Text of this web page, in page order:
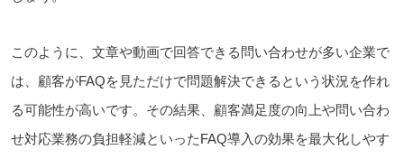
このように、文章や動画で回答できる問い合わせが多い企業で
は、顧客がFAQを見ただけで問題解決できるという状況を作れ
る可能性が高いです。その結果、顧客満足度の向上や問い合わ
せ対応業務の負担軽減といったFAQ導入の効果を最大化しやす